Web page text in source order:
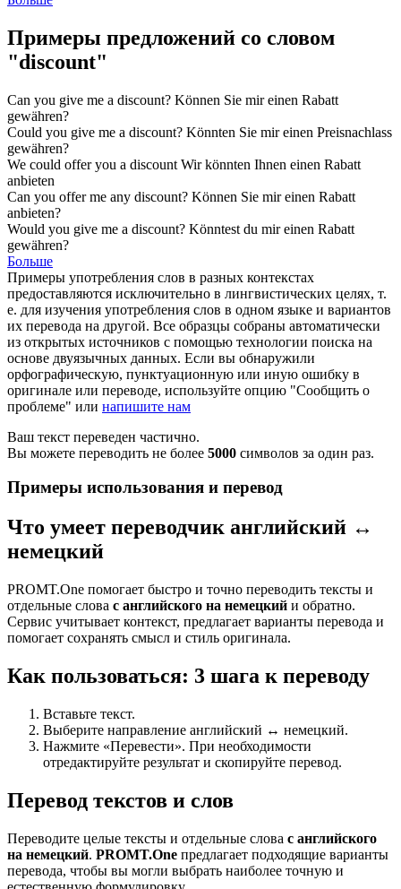
Примеры предложений со словом
"discount"
Can you give me a discount? Können Sie mir einen Rabatt
gewähren?
Could you give me a discount? Könnten Sie mir einen Preisnachlass
gewähren?
We could offer you a discount Wir könnten Ihnen einen Rabatt
anbieten
Can you offer me any discount? Können Sie mir einen Rabatt
anbieten?
Would you give me a discount? Könntest du mir einen Rabatt
gewähren?
Больше
Примеры употребления слов в разных контекстах
предоставляются исключительно в лингвистических целях, т.
е. для изучения употребления слов в одном языке и вариантов
их перевода на другой. Все образцы собраны автоматически
из открытых источников с помощью технологии поиска на
основе двуязычных данных. Если вы обнаружили
орфографическую, пунктуационную или иную ошибку в
оригинале или переводе, используйте опцию "Сообщить о
проблеме" или напишите нам
Ваш текст переведен частично.
Вы можете переводить не более 5000 символов за один раз.
Примеры использования и перевод
Что умеет переводчик английский ↔
немецкий
PROMT.One помогает быстро и точно переводить тексты и
отдельные слова с английского на немецкий и обратно.
Сервис учитывает контекст, предлагает варианты перевода и
помогает сохранять смысл и стиль оригинала.
Как пользоваться: 3 шага к переводу
Вставьте текст.
Выберите направление английский ↔ немецкий.
Нажмите «Перевести». При необходимости
отредактируйте результат и скопируйте перевод.
Перевод текстов и слов
Переводите целые тексты и отдельные слова с английского
на немецкий. PROMT.One предлагает подходящие варианты
перевода, чтобы вы могли выбрать наиболее точную и